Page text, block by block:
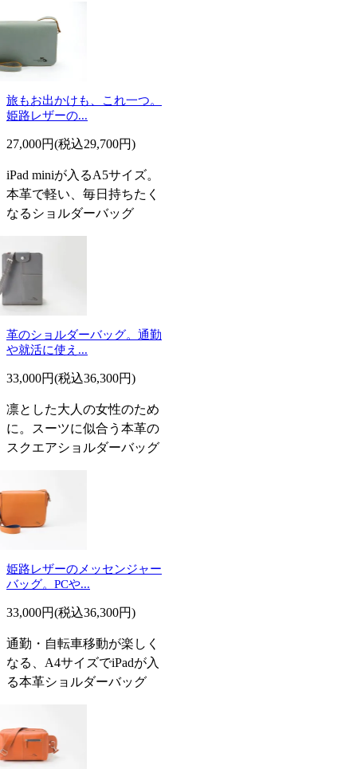
旅もお出かけも、これ一つ。
姫路レザーの...
27,000円(税込29,700円)
iPad miniが入るA5サイズ。
本革で軽い、毎日持ちたく
なるショルダーバッグ
革のショルダーバッグ。通勤
や就活に使え...
33,000円(税込36,300円)
凛とした大人の女性のため
に。スーツに似合う本革の
スクエアショルダーバッグ
姫路レザーのメッセンジャー
バッグ。PCや...
33,000円(税込36,300円)
通勤・自転車移動が楽しく
なる、A4サイズでiPadが入
る本革ショルダーバッグ